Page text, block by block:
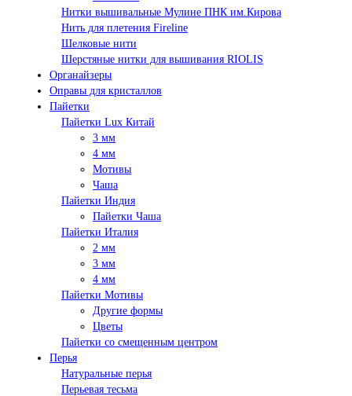
Нитки вышивальные Мулине ПНК им.Кирова
Нить для плетения Fireline
Шелковые нити
Шерстяные нитки для вышивания RIOLIS
Органайзеры
Оправы для кристаллов
Пайетки
Пайетки Lux Китай
3 мм
4 мм
Мотивы
Чаша
Пайетки Индия
Пайетки Чаша
Пайетки Италия
2 мм
3 мм
4 мм
Пайетки Мотивы
Другие формы
Цветы
Пайетки со смещенным центром
Перья
Натуральные перья
Перьевая тесьма